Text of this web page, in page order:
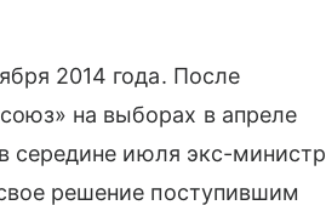
2014 года. После
на выборах в апреле
середине июля экс-министр
решение поступившим